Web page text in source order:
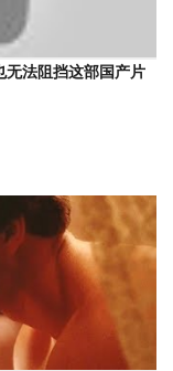
无法阻挡这部国产片